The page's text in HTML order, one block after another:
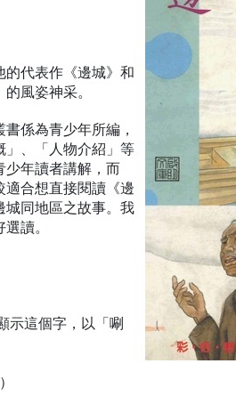
代表作《邊城》和
風姿神采。
係為青少年所編，
」、「人物介紹」等
少年讀者講解，而
適合想直接閱讀《邊
城同地區之故事。我
讀。
示這個字，以「唰